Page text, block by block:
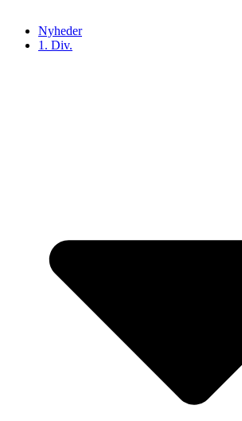
Nyheder
1. Div.